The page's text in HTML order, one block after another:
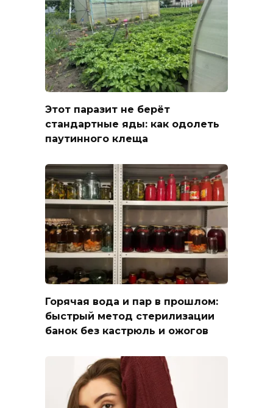
Этот паразит не берёт
стандартные яды: как одолеть
паутинного клеща
Горячая вода и пар в прошлом:
быстрый метод стерилизации
банок без кастрюль и ожогов